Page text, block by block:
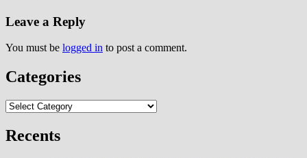
Leave a Reply
You must be logged in to post a comment.
Categories
Categories
Recents